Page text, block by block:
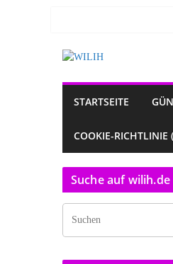
STARTSEITE
COOKIE-RICHTLINIE
Suche auf wilih.de